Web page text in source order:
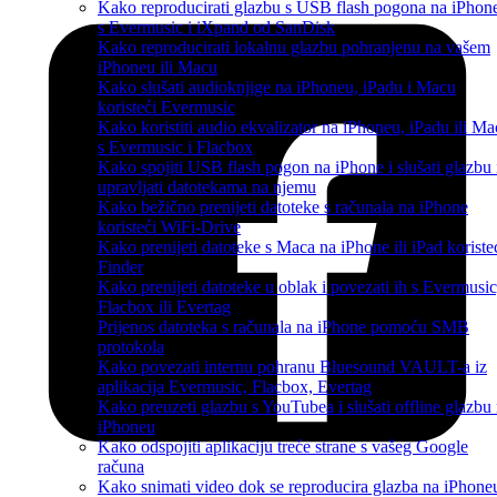
Kako reproducirati glazbu s USB flash pogona na
s Evermusic i iXpand od SanDisk
Kako reproducirati lokalnu glazbu pohranjenu na vašem
iPhoneu ili Macu
Kako slušati audioknjige na iPhoneu, iPadu i Macu
koristeći Evermusic
Kako koristiti audio ekvalizator na iPhoneu, iPadu ili
s Evermusic i Flacbox
Kako spojiti USB flash pogon na iPhone i slušati glazbu
upravljati datotekama na njemu
Kako bežično prenijeti datoteke s računala na iPhone
koristeći WiFi-Drive
Kako prenijeti datoteke s Maca na iPhone ili iPad
Finder
Kako prenijeti datoteke u oblak i povezati ih s
Flacbox ili Evertag
Prijenos datoteka s računala na iPhone pomoću SMB
protokola
Kako povezati internu pohranu Bluesound VAULT-a iz
aplikacija Evermusic, Flacbox, Evertag
Kako preuzeti glazbu s YouTubea i slušati offline glazbu
iPhoneu
Kako odspojiti aplikaciju treće strane s vašeg Google
računa
Kako snimati video dok se reproducira glazba na